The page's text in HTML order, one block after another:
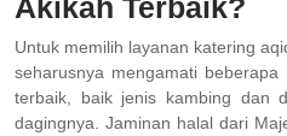
Akikah Terbaik?
Untuk memilih layanan katering
seharusnya mengamati
terbaik, baik jenis kambing dan
dagingnya. Jaminan halal dari